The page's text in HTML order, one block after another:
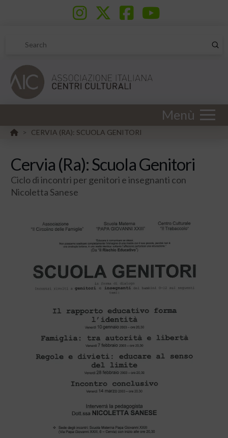
Search
Menù
HOME
> CERVIA (RA): SCUOLA GENITORI
Cervia (Ra): Scuola Genitori
Ciclo di incontri per genitori e insegnanti con
Nicoletta Sanese